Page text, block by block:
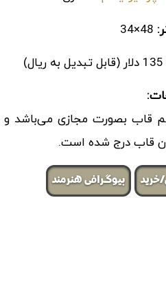
48×34
135 دلار (قابل تبدیل به ریال)
قاب بصورت مجازی می‌باشد و
قاب درج شده است.
بیوگرافی هنرمند